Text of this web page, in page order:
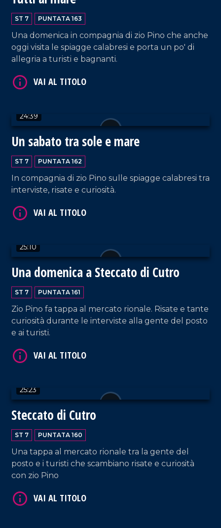
ST 7 PUNTATA 163
Una domenica in compagnia di zio Pino che anche
oggi visita le spiagge calabresi e porta un po' di
allegria a turisti e bagnanti.
24:39
Un sabato tra sole e mare
ST 7 PUNTATA 162
In compagnia di zio Pino sulle spiagge calabresi tra
interviste, risate e curiosità.
25:10
Una domenica a Steccato di Cutro
ST 7 PUNTATA 161
Zio Pino fa tappa al mercato rionale. Risate e tante
curiosità durante le interviste alla gente del posto
e ai turisti.
25:23
Steccato di Cutro
ST 7 PUNTATA 160
Una tappa al mercato rionale tra la gente del
posto e i turisti che scambiano risate e curiosità
con zio Pino
VAI AL TITOLO
VAI AL TITOLO